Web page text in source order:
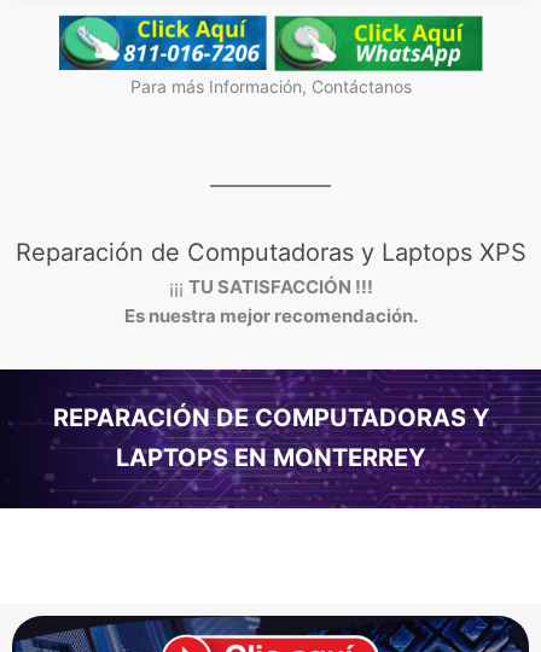
Para más Información, Contáctanos
Reparación de Computadoras y Laptops XPS
¡¡¡ TU SATISFACCIÓN !!!
Es nuestra mejor recomendación.
REPARACIÓN DE COMPUTADORAS Y
LAPTOPS EN MONTERREY